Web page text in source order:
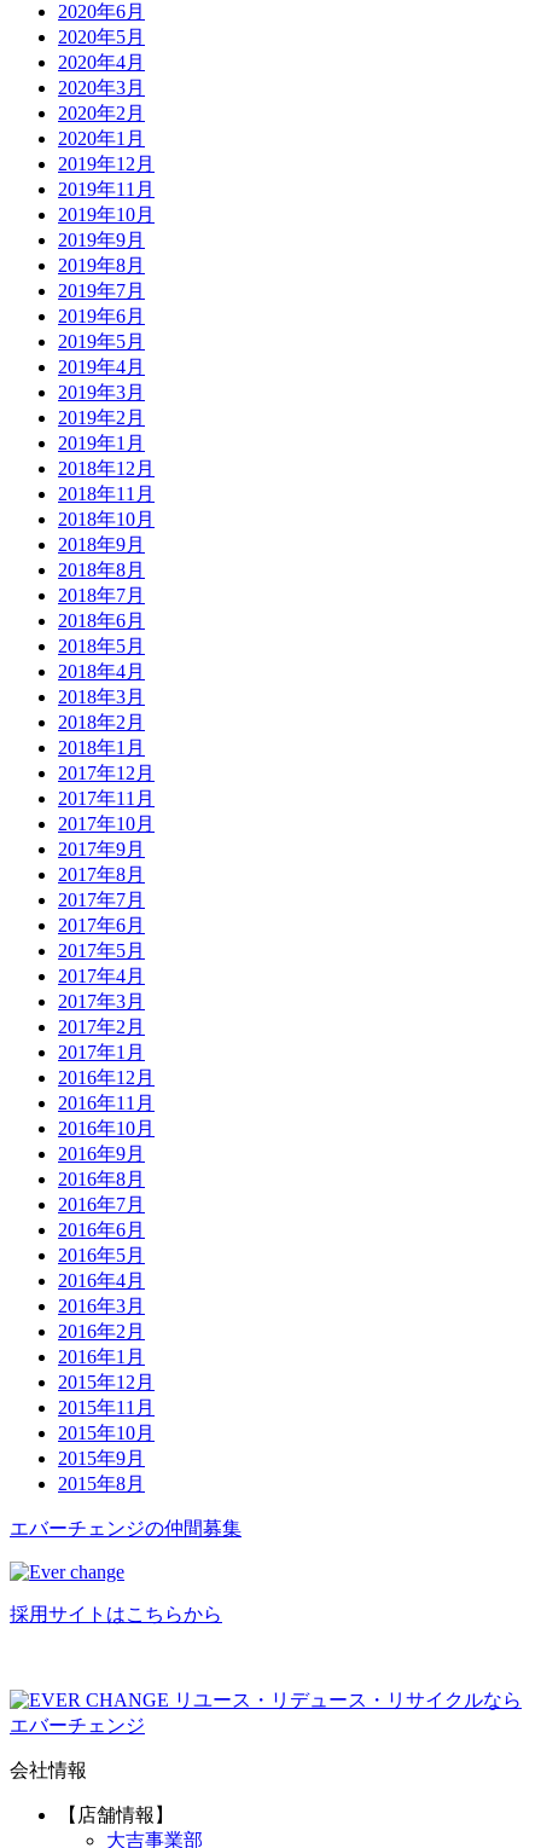
2020年6月
2020年5月
2020年4月
2020年3月
2020年2月
2020年1月
2019年12月
2019年11月
2019年10月
2019年9月
2019年8月
2019年7月
2019年6月
2019年5月
2019年4月
2019年3月
2019年2月
2019年1月
2018年12月
2018年11月
2018年10月
2018年9月
2018年8月
2018年7月
2018年6月
2018年5月
2018年4月
2018年3月
2018年2月
2018年1月
2017年12月
2017年11月
2017年10月
2017年9月
2017年8月
2017年7月
2017年6月
2017年5月
2017年4月
2017年3月
2017年2月
2017年1月
2016年12月
2016年11月
2016年10月
2016年9月
2016年8月
2016年7月
2016年6月
2016年5月
2016年4月
2016年3月
2016年2月
2016年1月
2015年12月
2015年11月
2015年10月
2015年9月
2015年8月
エバーチ ェ ンジの仲間募集
採用サイトはこちらから
リユース・リデュース・リサイクルなら
エバーチェンジ
会社情報
【店舗情報】
大吉事業部